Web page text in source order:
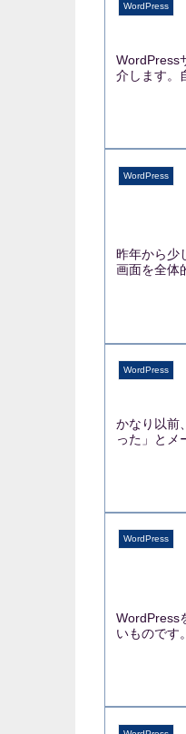
WordPress
WordPress
介します。
WordPress
昨年から少
画面を全体
WordPress
かなり以前
った」とメ
WordPress
WordPress
いものです